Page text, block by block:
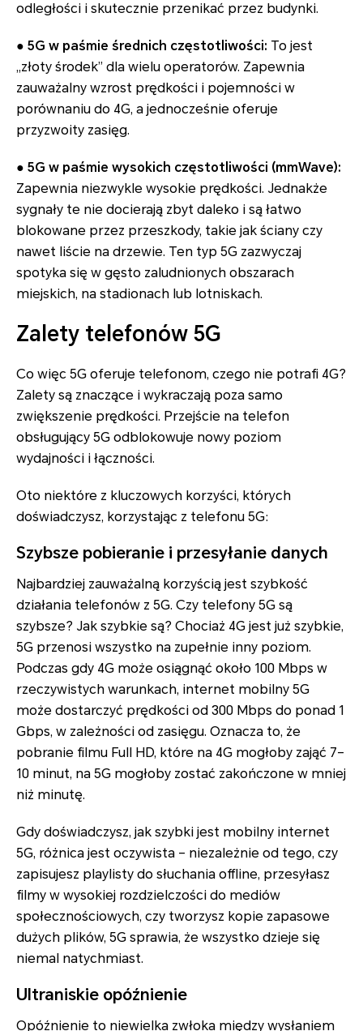
odległości i skutecznie przenikać przez budynki.
● 5G w paśmie średnich częstotliwości: To jest
„złoty środek” dla wielu operatorów. Zapewnia
zauważalny wzrost prędkości i pojemności w
porównaniu do 4G, a jednocześnie oferuje
przyzwoity zasięg.
● 5G w paśmie wysokich częstotliwości (mmWave):
Zapewnia niezwykle wysokie prędkości. Jednakże
sygnały te nie docierają zbyt daleko i są łatwo
blokowane przez przeszkody, takie jak ściany czy
nawet liście na drzewie. Ten typ 5G zazwyczaj
spotyka się w gęsto zaludnionych obszarach
miejskich, na stadionach lub lotniskach.
Zalety telefonów 5G
Co więc 5G oferuje telefonom, czego nie potrafi 4G?
Zalety są znaczące i wykraczają poza samo
zwiększenie prędkości. Przejście na telefon
obsługujący 5G odblokowuje nowy poziom
wydajności i łączności.
Oto niektóre z kluczowych korzyści, których
doświadczysz, korzystając z telefonu 5G:
Szybsze pobieranie i przesyłanie danych
Najbardziej zauważalną korzyścią jest szybkość
działania telefonów z 5G. Czy telefony 5G są
szybsze? Jak szybkie są? Chociaż 4G jest już szybkie,
5G przenosi wszystko na zupełnie inny poziom.
Podczas gdy 4G może osiągnąć około 100 Mbps w
rzeczywistych warunkach, internet mobilny 5G
może dostarczyć prędkości od 300 Mbps do ponad 1
Gbps, w zależności od zasięgu. Oznacza to, że
pobranie filmu Full HD, które na 4G mogłoby zająć 7–
10 minut, na 5G mogłoby zostać zakończone w mniej
niż minutę.
Gdy doświadczysz, jak szybki jest mobilny internet
5G, różnica jest oczywista – niezależnie od tego, czy
zapisujesz playlisty do słuchania offline, przesyłasz
filmy w wysokiej rozdzielczości do mediów
społecznościowych, czy tworzysz kopie zapasowe
dużych plików, 5G sprawia, że wszystko dzieje się
niemal natychmiast.
Ultraniskie opóźnienie
Opóźnienie to niewielka zwłoka między wysłaniem